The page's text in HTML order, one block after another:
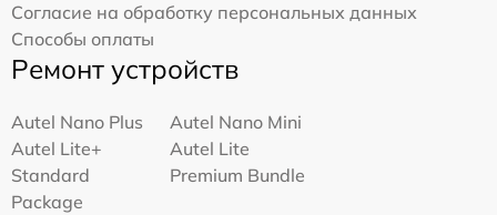
Согласие на обработку персональных данных
Способы оплаты
Ремонт устройств
Autel Nano Plus
Autel Nano Mini
Autel Lite+
Standard
Package
Autel Lite
Premium Bundle